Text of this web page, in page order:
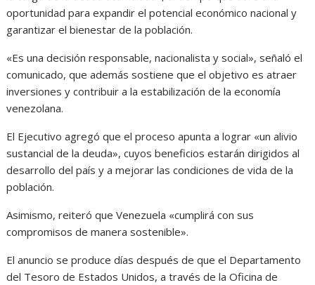
oportunidad para expandir el potencial económico nacional y
garantizar el bienestar de la población.
«Es una decisión responsable, nacionalista y social», señaló el
comunicado, que además sostiene que el objetivo es atraer
inversiones y contribuir a la estabilización de la economía
venezolana.
El Ejecutivo agregó que el proceso apunta a lograr «un alivio
sustancial de la deuda», cuyos beneficios estarán dirigidos al
desarrollo del país y a mejorar las condiciones de vida de la
población.
Asimismo, reiteró que Venezuela «cumplirá con sus
compromisos de manera sostenible».
El anuncio se produce días después de que el Departamento
del Tesoro de Estados Unidos, a través de la Oficina de